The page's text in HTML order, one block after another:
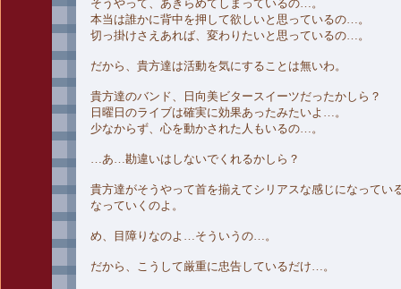
そうやって、あきらめてしまっているの…。
本当は誰かに背中を押して欲しいと思っているの…。
切っ掛けさえあれば、変わりたいと思っているの…。
だから、貴方達は活動を気にすることは無いわ。
貴方達のバンド、日向美ビタースイーツだったかしら？
日曜日のライブは確実に効果あったみたいよ…。
少なからず、心を動かされた人もいるの…。
…あ…勘違いはしないでくれるかしら？
貴方達がそうやって首を揃えてシリアスな感じになってい
なっていくのよ。
め、目障りなのよ…そういうの…。
だから、こうして厳重に忠告しているだけ…。